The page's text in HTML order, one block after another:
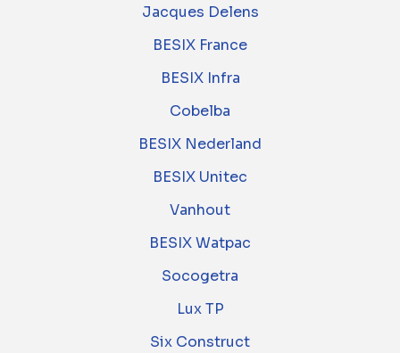
Jacques Delens
BESIX France
BESIX Infra
Cobelba
BESIX Nederland
BESIX Unitec
Vanhout
BESIX Watpac
Socogetra
Lux TP
Six Construct